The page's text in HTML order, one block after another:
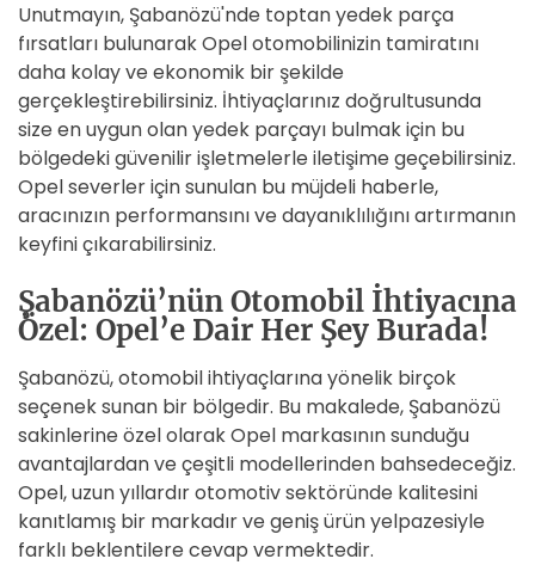
Unutmayın, Şabanözü'nde toptan yedek parça
fırsatları bulunarak Opel otomobilinizin tamiratını
daha kolay ve ekonomik bir şekilde
gerçekleştirebilirsiniz. İhtiyaçlarınız doğrultusunda
size en uygun olan yedek parçayı bulmak için bu
bölgedeki güvenilir işletmelerle iletişime geçebilirsiniz.
Opel severler için sunulan bu müjdeli haberle,
aracınızın performansını ve dayanıklılığını artırmanın
keyfini çıkarabilirsiniz.
Şabanözü’nün Otomobil İhtiyacına
Özel: Opel’e Dair Her Şey Burada!
Şabanözü, otomobil ihtiyaçlarına yönelik birçok
seçenek sunan bir bölgedir. Bu makalede, Şabanözü
sakinlerine özel olarak Opel markasının sunduğu
avantajlardan ve çeşitli modellerinden bahsedeceğiz.
Opel, uzun yıllardır otomotiv sektöründe kalitesini
kanıtlamış bir markadır ve geniş ürün yelpazesiyle
farklı beklentilere cevap vermektedir.